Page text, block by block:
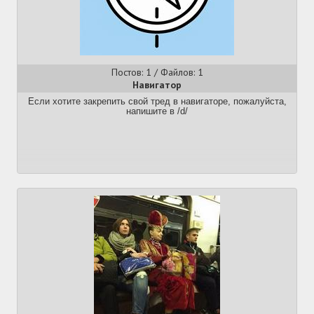
что "высосали" как будто?
- Техники анти-гаввах
- Теории: кто девелопер фермы? Бог-садист? Рептилоиды?
Мы сами в более высшей симуляции?
Тред живой, кидайте всё: шизу, мемы, личные истории и
Постов: 1 / Файлов: 1
Навигатор
Если хотите закрепить свой тред в навигаторе, пожалуйста,
напишите в /d/